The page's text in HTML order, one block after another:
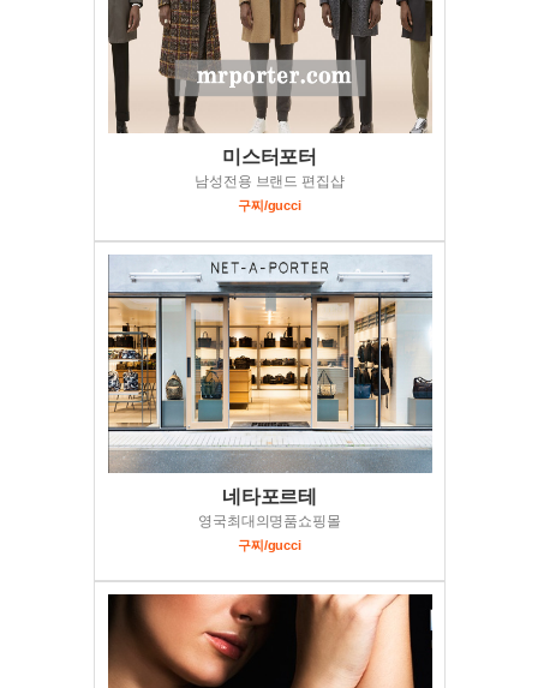
미스터포터
남성전용 브랜드 편집샵
구찌/gucci
네타포르테
영국최대의명품쇼핑몰
구찌/gucci